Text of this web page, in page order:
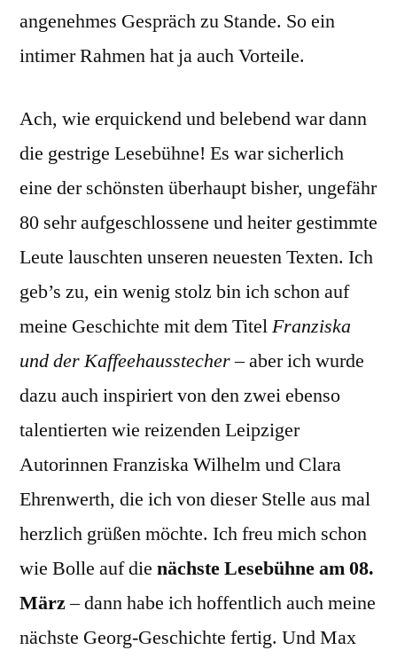
angenehmes Gespräch zu Stande. So ein
intimer Rahmen hat ja auch Vorteile.
Ach, wie erquickend und belebend war dann
die gestrige Lesebühne! Es war sicherlich
eine der schönsten überhaupt bisher, ungefähr
80 sehr aufgeschlossene und heiter gestimmte
Leute lauschten unseren neuesten Texten. Ich
geb’s zu, ein wenig stolz bin ich schon auf
meine Geschichte mit dem TitelFranziska
und der Kaffeehausstecher– aber ich wurde
dazu auch inspiriert von den zwei ebenso
talentierten wie reizenden Leipziger
Autorinnen Franziska Wilhelm und Clara
Ehrenwerth, die ich von dieser Stelle aus mal
herzlich grüßen möchte. Ich freu mich schon
wie Bolle auf die nächste Lesebühne am 08.
März– dann habe ich hoffentlich auch meine
nächste Georg-Geschichte fertig. Und Max